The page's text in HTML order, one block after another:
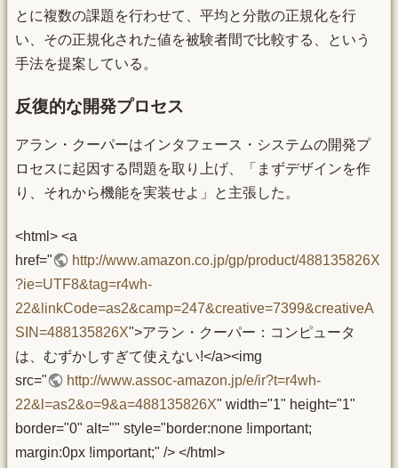
とに複数の課題を行わせて、平均と分散の正規化を行
い、その正規化された値を被験者間で比較する、という
手法を提案している。
反復的な開発プロセス
アラン・クーパーはインタフェース・システムの開発プ
ロセスに起因する問題を取り上げ、「まずデザインを作
り、それから機能を実装せよ」と主張した。
<html> <a
href="
http://www.amazon.co.jp/gp/product/488135826X
?ie=UTF8&tag=r4wh-
22&linkCode=as2&camp=247&creative=7399&creativeA
SIN=488135826X">アラン・クーパー：コンピュータ
は、むずかしすぎて使えない!</a><img
src="
http://www.assoc-amazon.jp/e/ir?t=r4wh-
22&l=as2&o=9&a=488135826X" width="1" height="1"
border="0" alt="" style="border:none !important;
margin:0px !important;" /> </html>